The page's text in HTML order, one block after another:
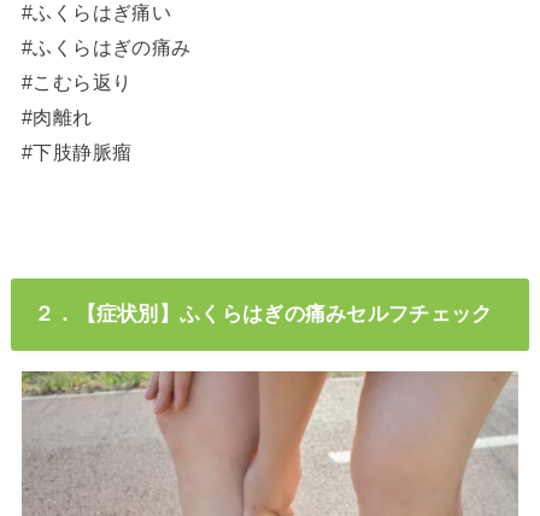
#ふくらはぎ痛い
#ふくらはぎの痛み
#こむら返り
#肉離れ
#下肢静脈瘤
２．【症状別】ふくらはぎの痛みセルフチェック